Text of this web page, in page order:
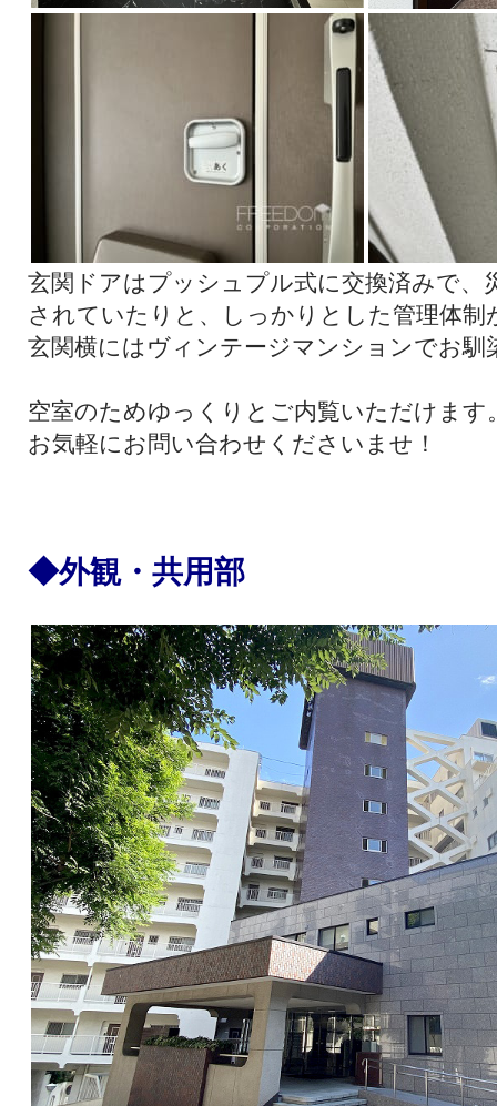
玄関ドアはプッシュプル式に交換済みで、
されていたりと、しっかりとした管理体
玄関横にはヴィンテージマンションでお
空室のためゆっくりとご内覧いただけます
お気軽にお問い合わせくださいませ！
◆外観・共用部